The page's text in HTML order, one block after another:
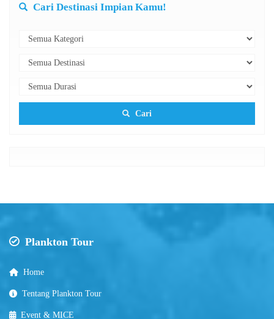
Cari Destinasi Impian Kamu!
Cari
Plankton Tour
Home
Tentang Plankton Tour
Event & MICE